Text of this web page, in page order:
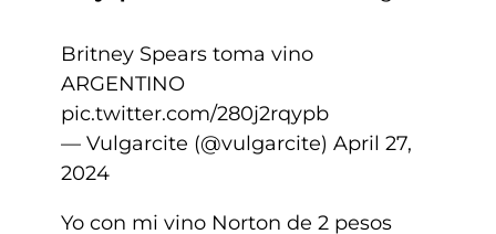
Britney Spears toma vino
ARGENTINO
pic.twitter.com/280j2rqypb
— Vulgarcite (@vulgarcite) April 27,
2024
Yo con mi vino Norton de 2 pesos